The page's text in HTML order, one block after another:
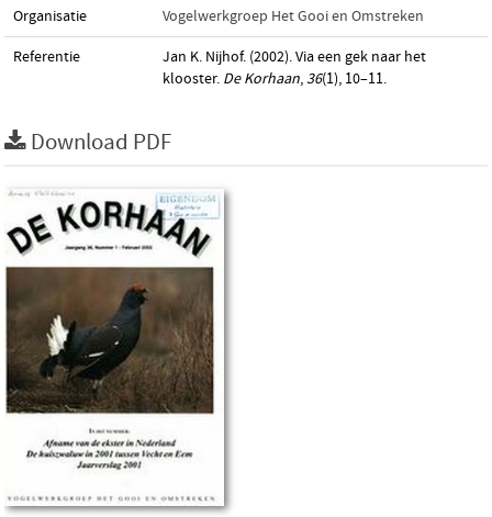
Organisatie Vogelwerkgroep Het Gooi en Omstreken
Referentie
Jan K. Nijhof. (2002). Via een gek naar het
klooster. De Korhaan, 36(1), 10–11.
Download PDF